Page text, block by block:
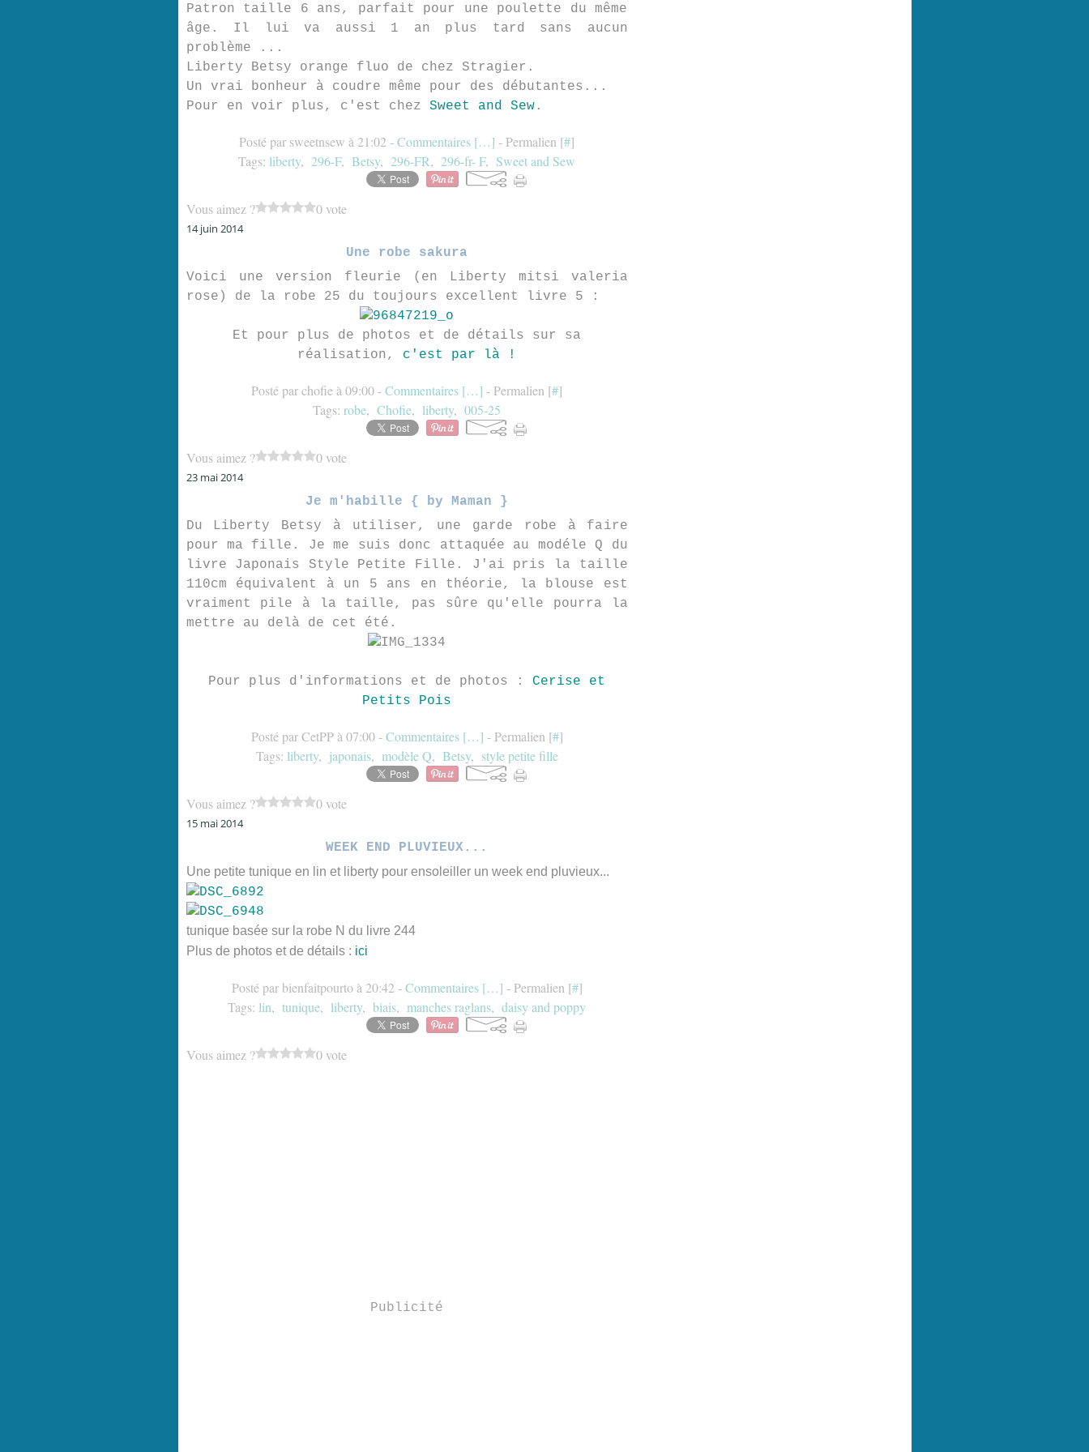
Patron taille 6 ans, parfait pour une poulette du même
âge. Il lui va aussi 1 an plus tard sans aucun
problème ...
Liberty Betsy orange fluo de chez Stragier.
Un vrai bonheur à coudre même pour des débutantes...
Pour en voir plus, c'est chez Sweet and Sew.
Posté par sweetnsew à 21:02 -Commentaires […] - Permalien [#]
Tags: liberty, 296-F, Betsy, 296-FR, 296-fr- F, Sweet and Sew
Vous aimez ? 0 vote
14 juin 2014
Une robe sakura
Voici une version fleurie (en Liberty mitsi valeria
rose) de la robe 25 du toujours excellent livre 5 :
Et pour plus de photos et de détails sur sa
réalisation, c'est par là !
Posté par chofie à 09:00 -Commentaires […] - Permalien [#]
Tags: robe, Chofie, liberty, 005-25
Vous aimez ? 0 vote
23 mai 2014
Je m'habille { by Maman }
Du Liberty Betsy à utiliser, une garde robe à faire
pour ma fille. Je me suis donc attaquée au modéle Q du
livre Japonais Style Petite Fille. J'ai pris la taille
110cm équivalent à un 5 ans en théorie, la blouse est
vraiment pile à la taille, pas sûre qu'elle pourra la
mettre au delà de cet été.
Pour plus d'informations et de photos : Cerise et
Petits Pois
Posté par CetPP à 07:00 -Commentaires […] - Permalien [#]
Tags: liberty, japonais, modèle Q, Betsy, style petite fille
Vous aimez ? 0 vote
15 mai 2014
WEEK END PLUVIEUX...
Une petite tunique en lin et liberty pour ensoleiller un week end pluvieux...
tunique basée sur la robe N du livre 244
Plus de photos et de détails : ici
Posté par bienfaitpourto à 20:42 -Commentaires […] - Permalien [#]
Tags: lin, tunique, liberty, biais, manches raglans, daisy and poppy
Vous aimez ? 0 vote
Publicité